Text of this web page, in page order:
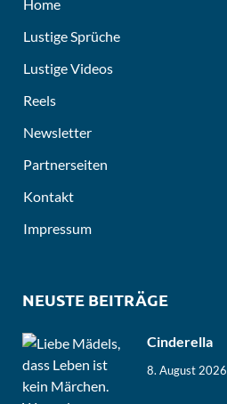
Home
Lustige Sprüche
Lustige Videos
Reels
Newsletter
Partnerseiten
Kontakt
Impressum
NEUSTE BEITRÄGE
Cinderella
8. August 2026